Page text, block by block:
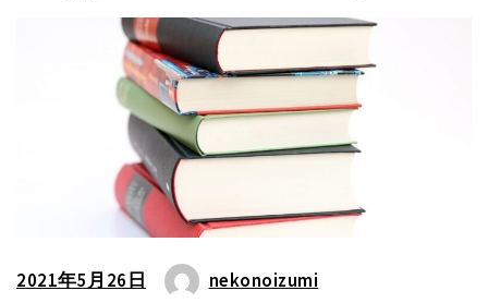
2021年5月26日 nekonoizumi